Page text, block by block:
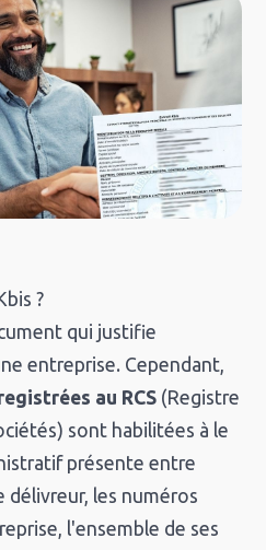
?
qui justifie
entreprise. Cependant,
au RCS (Registre
sont habilitées à le
présente entre
délivreur, les numéros
l'ensemble de ses